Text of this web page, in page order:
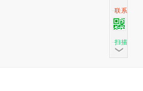
联系
扫描